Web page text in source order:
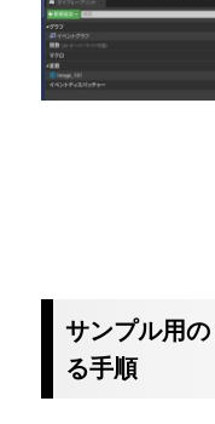
サンプル用
る手順